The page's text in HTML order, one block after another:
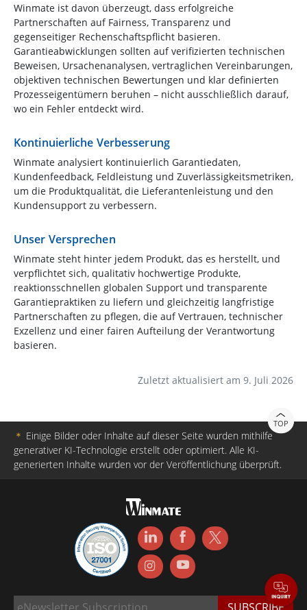
Winmate ist davon überzeugt, dass erfolgreiche
Partnerschaften auf Fairness, Transparenz und
gegenseitiger Rechenschaftspflicht basieren.
Garantieabwicklungen sollten auf verifizierten technischen
Beweisen, Ursachenanalysen, vertraglichen Vereinbarungen,
objektiven technischen Bewertungen und klar definierten
Prozesseigentümern beruhen – nicht ausschließlich darauf,
wo ein Fehler entdeckt wird.
Kontinuierliche Verbesserung
Winmate analysiert kontinuierlich Garantiedaten,
Kundenfeedback, Feldleistung und Zuverlässigkeitsmetriken,
um die Produktqualität, die Lieferantenleistung und den
Kundensupport zu verbessern.
Unser Versprechen
Winmate steht hinter jedem Produkt, das es herstellt, und
verpflichtet sich, qualitativ hochwertige Produkte,
reaktionsschnellen globalen Support und transparente
Garantiepraktiken zu liefern und gleichzeitig langfristige
Partnerschaften zu pflegen, die auf Vertrauen, technischer
Exzellenz und einer fairen Aufteilung der Verantwortung
basieren.
Zuletzt aktualisiert am 9. Juli 2026
TOP
＊ Einige Bilder oder Inhalte auf dieser Seite wurden mithilfe
generativer KI-Technologie erstellt oder optimiert. Alle KI-
generierten Inhalte wurden vor der Veröffentlichung überprüft.